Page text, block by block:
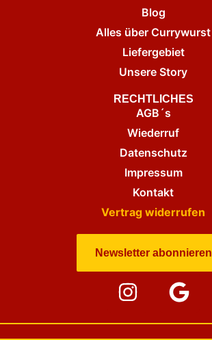
Blog
Alles über Currywurst
Liefergebiet
Unsere Story
RECHTLICHES
AGB´s
Wiederruf
Datenschutz
Impressum
Kontakt
Vertrag widerrufen
Newsletter abonnieren